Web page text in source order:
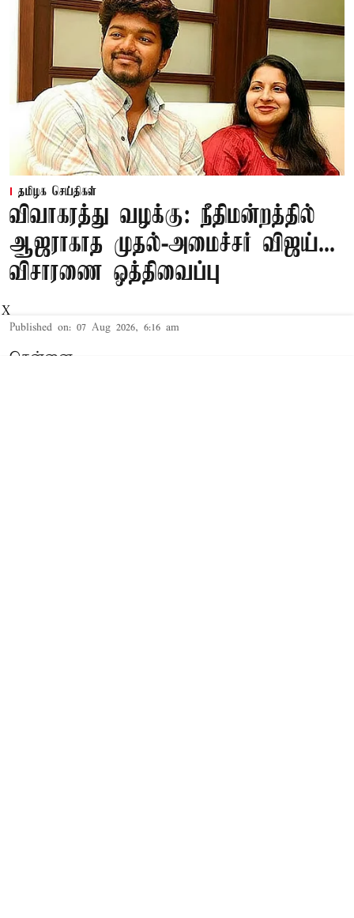
தமிழக செய்திகள்
விவாகரத்து வழக்கு: நீதிமன்றத்தில்
ஆஜராகாத முதல்-அமைச்சர் விஜய்...
விசாரணை ஒத்திவைப்பு
Published on: 07 Aug 2026, 6:16 am
சென்னை,
X